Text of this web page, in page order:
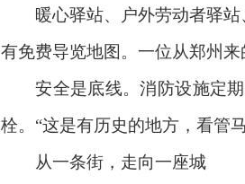
暖心驿站、户外劳动者驿站
有免费导览地图。一位从郑州
安全是底线。消防设施定期
栓。“这是有历史的地方，看管
从一条街，走向一座城